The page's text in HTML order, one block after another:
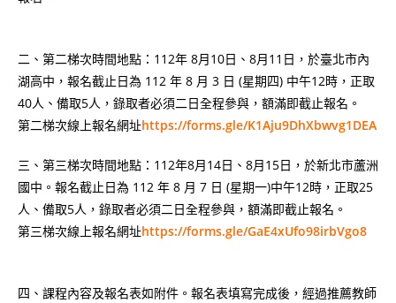
二、第二梯次時間地點：112年 8月10日、8月11日，於臺北市內
湖高中，報名截止日為 112 年 8 月 3 日 (星期四) 中午12時，正取
40人、備取5人，錄取者必須二日全程參與，額滿即截止報名。
第二梯次線上報名網址https://forms.gle/K1Aju9DhXbwvg1DEA
三、第三梯次時間地點：112年8月14日、8月15日，於新北市蘆洲
國中。報名截止日為 112 年 8 月 7 日 (星期一)中午12時，正取25
人、備取5人，錄取者必須二日全程參與，額滿即截止報名。
第三梯次線上報名網址https://forms.gle/GaE4xUfo98irbVgo8
四、課程內容及報名表如附件。報名表填寫完成後，經過推薦教師